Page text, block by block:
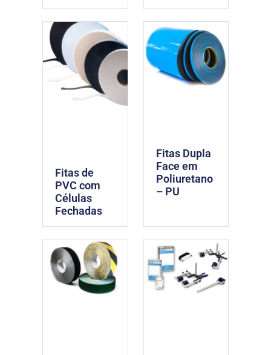
Fitas de
PVC com
Células
Fechadas
Fitas Dupla
Face em
Poliuretano
– PU